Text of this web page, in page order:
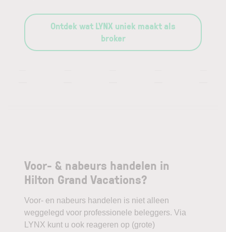
Ontdek wat LYNX uniek maakt als
broker
Voor- & nabeurs handelen in
Hilton Grand Vacations?
Voor- en nabeurs handelen is niet alleen
weggelegd voor professionele beleggers. Via
LYNX kunt u ook reageren op (grote)